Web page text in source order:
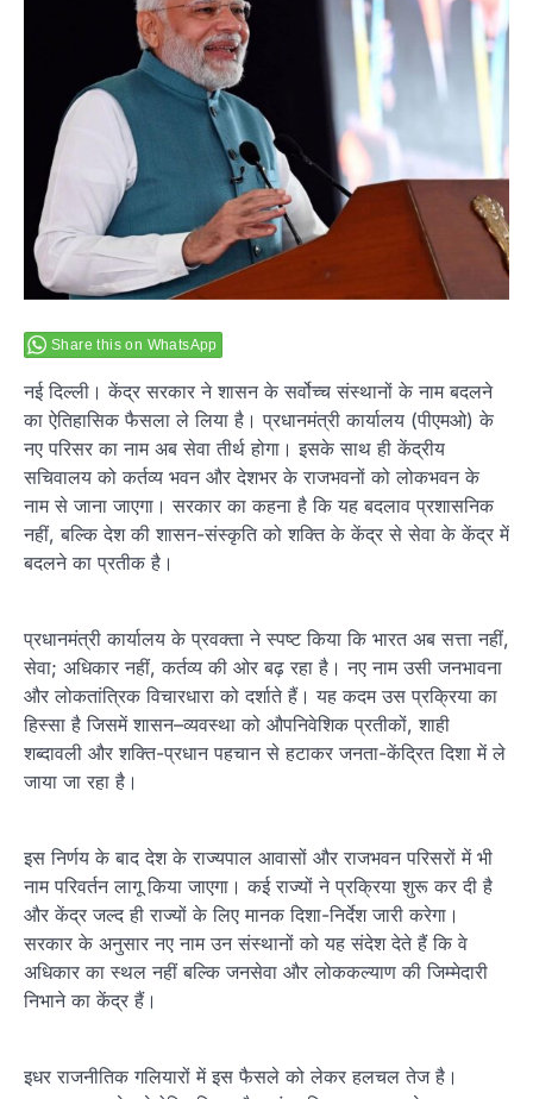
Share this on WhatsApp
नई दिल्ली। केंद्र सरकार ने शासन के सर्वोच्च संस्थानों के नाम बदलने
का ऐतिहासिक फैसला ले लिया है। प्रधानमंत्री कार्यालय (पीएमओ) के
नए परिसर का नाम अब सेवा तीर्थ होगा। इसके साथ ही केंद्रीय
सचिवालय को कर्तव्य भवन और देशभर के राजभवनों को लोकभवन के
नाम से जाना जाएगा। सरकार का कहना है कि यह बदलाव प्रशासनिक
नहीं, बल्कि देश की शासन-संस्कृति को शक्ति के केंद्र से सेवा के केंद्र में
बदलने का प्रतीक है।
प्रधानमंत्री कार्यालय के प्रवक्ता ने स्पष्ट किया कि भारत अब सत्ता नहीं,
सेवा; अधिकार नहीं, कर्तव्य की ओर बढ़ रहा है। नए नाम उसी जनभावना
और लोकतांत्रिक विचारधारा को दर्शाते हैं। यह कदम उस प्रक्रिया का
हिस्सा है जिसमें शासन–व्यवस्था को औपनिवेशिक प्रतीकों, शाही
शब्दावली और शक्ति-प्रधान पहचान से हटाकर जनता-केंद्रित दिशा में ले
जाया जा रहा है।
इस निर्णय के बाद देश के राज्यपाल आवासों और राजभवन परिसरों में भी
नाम परिवर्तन लागू किया जाएगा। कई राज्यों ने प्रक्रिया शुरू कर दी है
और केंद्र जल्द ही राज्यों के लिए मानक दिशा-निर्देश जारी करेगा।
सरकार के अनुसार नए नाम उन संस्थानों को यह संदेश देते हैं कि वे
अधिकार का स्थल नहीं बल्कि जनसेवा और लोककल्याण की जिम्मेदारी
निभाने का केंद्र हैं।
इधर राजनीतिक गलियारों में इस फैसले को लेकर हलचल तेज है।